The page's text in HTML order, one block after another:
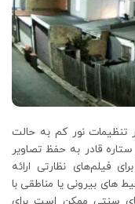
نور کم به حالت
قادر به حفظ تصاویر
فیلم‌های نظارتی ارائه
های بیرونی یا مناطقی با